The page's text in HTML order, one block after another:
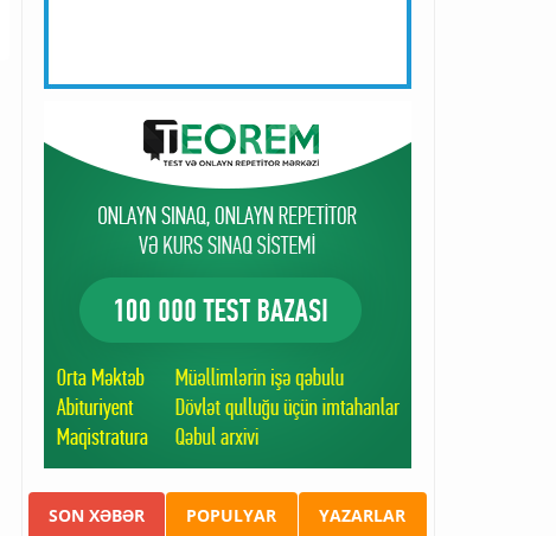
SON XƏBƏR POPULYAR YAZARLAR